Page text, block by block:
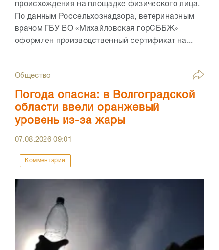
происхождения на площадке физического лица.
По данным Россельхознадзора, ветеринарным
врачом ГБУ ВО «Михайловская горСББЖ»
оформлен производственный сертификат на...
Общество
Погода опасна: в Волгоградской
области ввели оранжевый
уровень из-за жары
07.08.202609:01
Комментарии